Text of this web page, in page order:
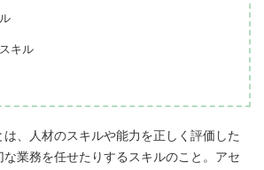
キル
、人材のスキルや能力を正しく評価した
な業務を任せたりするスキルのこと。アセ